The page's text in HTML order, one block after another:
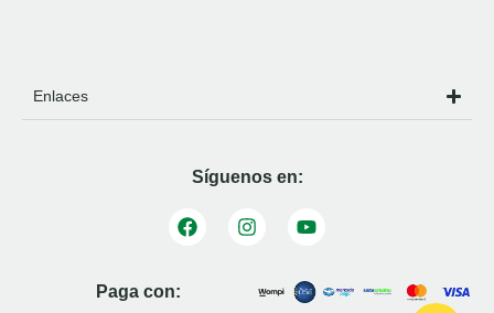
Enlaces
Síguenos en:
Paga con: